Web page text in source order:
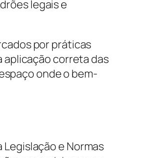
legais e
por práticas
aplicação correta das
onde o bem-
e Normas